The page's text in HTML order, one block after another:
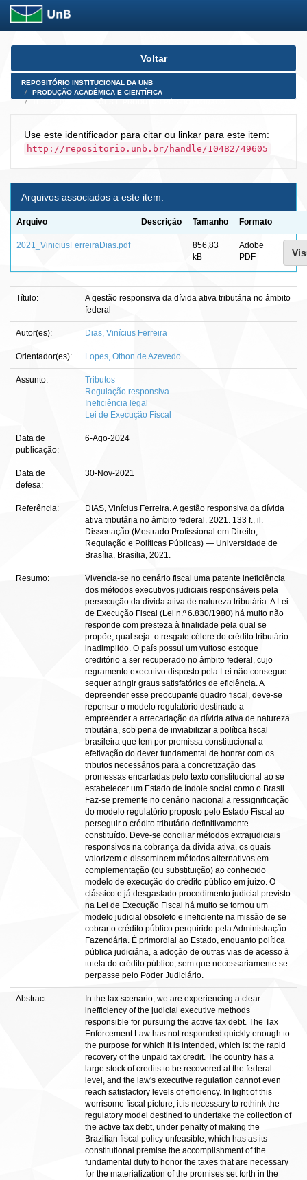
Skip
Voltar
REPOSITÓRIO INSTITUCIONAL DA UNB
PRODUÇÃO ACADÊMICA E CIENTÍFICA
Use este identificador para citar ou linkar para este item:
http://repositorio.unb.br/handle/10482/49605
Arquivos associados a este item:
Arquivo Descrição Tamanho Formato
2021_ViniciusFerreiraDias.pdf
856,83
kB
Adobe
PDF
Título:
A gestão responsiva da dívida ativa tributária no âmbito
federal
Autor(es): Dias, Vinícius Ferreira
Orientador(es): Lopes, Othon de Azevedo
Assunto:
Tributos
Regulação responsiva
Ineficiência legal
Lei de Execução Fiscal
Data de
publicação:
6-Ago-2024
Data de
defesa:
30-Nov-2021
Referência:
DIAS, Vinícius Ferreira. A gestão responsiva da dívida
ativa tributária no âmbito federal. 2021. 133 f., il.
Dissertação (Mestrado Profissional em Direito,
Regulação e Políticas Públicas) — Universidade de
Brasília, Brasília, 2021.
Resumo:
Vivencia-se no cenário fiscal uma patente ineficiência
dos métodos executivos judiciais responsáveis pela
persecução da dívida ativa de natureza tributária. A Lei
de Execução Fiscal (Lei n.º 6.830/1980) há muito não
responde com presteza à finalidade pela qual se
propõe, qual seja: o resgate célere do crédito tributário
inadimplido. O país possui um vultoso estoque
creditório a ser recuperado no âmbito federal, cujo
regramento executivo disposto pela Lei não consegue
sequer atingir graus satisfatórios de eficiência. A
depreender esse preocupante quadro fiscal, deve-se
repensar o modelo regulatório destinado a
empreender a arrecadação da dívida ativa de natureza
tributária, sob pena de inviabilizar a política fiscal
brasileira que tem por premissa constitucional a
efetivação do dever fundamental de honrar com os
tributos necessários para a concretização das
promessas encartadas pelo texto constitucional ao se
estabelecer um Estado de índole social como o Brasil.
Faz-se premente no cenário nacional a ressignificação
do modelo regulatório proposto pelo Estado Fiscal ao
perseguir o crédito tributário definitivamente
constituído. Deve-se conciliar métodos extrajudiciais
responsivos na cobrança da dívida ativa, os quais
valorizem e disseminem métodos alternativos em
complementação (ou substituição) ao conhecido
modelo de execução do crédito público em juízo. O
clássico e já desgastado procedimento judicial previsto
na Lei de Execução Fiscal há muito se tornou um
modelo judicial obsoleto e ineficiente na missão de se
cobrar o crédito público perquirido pela Administração
Fazendária. É primordial ao Estado, enquanto política
pública judiciária, a adoção de outras vias de acesso à
tutela do crédito público, sem que necessariamente se
perpasse pelo Poder Judiciário.
Abstract:
In the tax scenario, we are experiencing a clear
inefficiency of the judicial executive methods
responsible for pursuing the active tax debt. The Tax
Enforcement Law has not responded quickly enough to
the purpose for which it is intended, which is: the rapid
recovery of the unpaid tax credit. The country has a
large stock of credits to be recovered at the federal
level, and the law's executive regulation cannot even
reach satisfactory levels of efficiency. In light of this
worrisome fiscal picture, it is necessary to rethink the
regulatory model destined to undertake the collection of
the active tax debt, under penalty of making the
Brazilian fiscal policy unfeasible, which has as its
constitutional premise the accomplishment of the
fundamental duty to honor the taxes that are necessary
for the materialization of the promises set forth in the